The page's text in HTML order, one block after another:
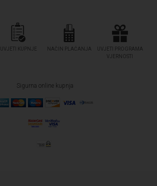
UVJETI KUPNJE NAČIN PLAĆANJA
UVJETI PROGRAMA
VJERNOSTI
Sigurna online kupnja